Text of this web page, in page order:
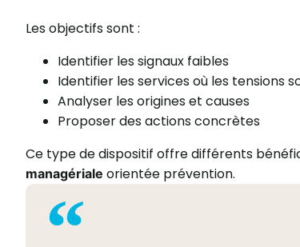
Les objectifs sont :
Identifier les signaux faibles
Identifier les services où les tensions
Analyser les origines et causes
Proposer des actions concrètes
Ce type de dispositif offre différents
managériale orientée prévention.